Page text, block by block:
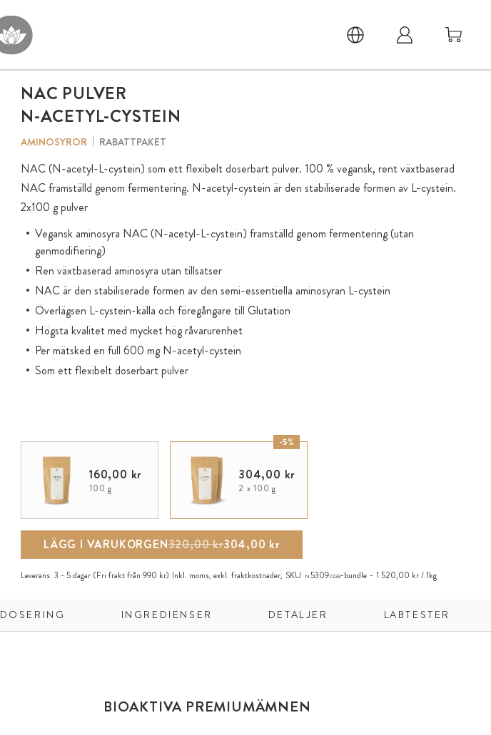
NAC PULVER
N-ACETYL-CYSTEIN
AMINOSYROR RABATTPAKET
NAC (N-acetyl-L-cystein) som ett flexibelt doserbart pulver. 100 % vegansk, rent växtbaserad
NAC framställd genom fermentering. N-acetyl-cystein är den stabiliserade formen av L-cystein.
2x100 g pulver
Vegansk aminosyra NAC (N-acetyl-L-cystein) framställd genom fermentering (utan
genmodifiering)
Ren växtbaserad aminosyra utan tillsatser
NAC är den stabiliserade formen av den semi-essentiella aminosyran L-cystein
Överlägsen L-cystein-källa och föregångare till Glutation
Högsta kvalitet med mycket hög råvarurenhet
Per mätsked en full 600 mg N-acetyl-cystein
Som ett flexibelt doserbart pulver
160,00 kr
100 g
-5%
304,00 kr
2 x 100 g
LÄGG I VARUKORGEN 304,00 kr
320,00 kr
Leverans: 3 - 5 dagar (Fri frakt från 990 kr) Inkl. moms, exkl. fraktkostnader, SKU N 5309CGB-bundle 1 520,00 kr / 1kg
DOSERING INGREDIENSER DETALJER LABTESTER
BIOAKTIVA PREMIUMÄMNEN